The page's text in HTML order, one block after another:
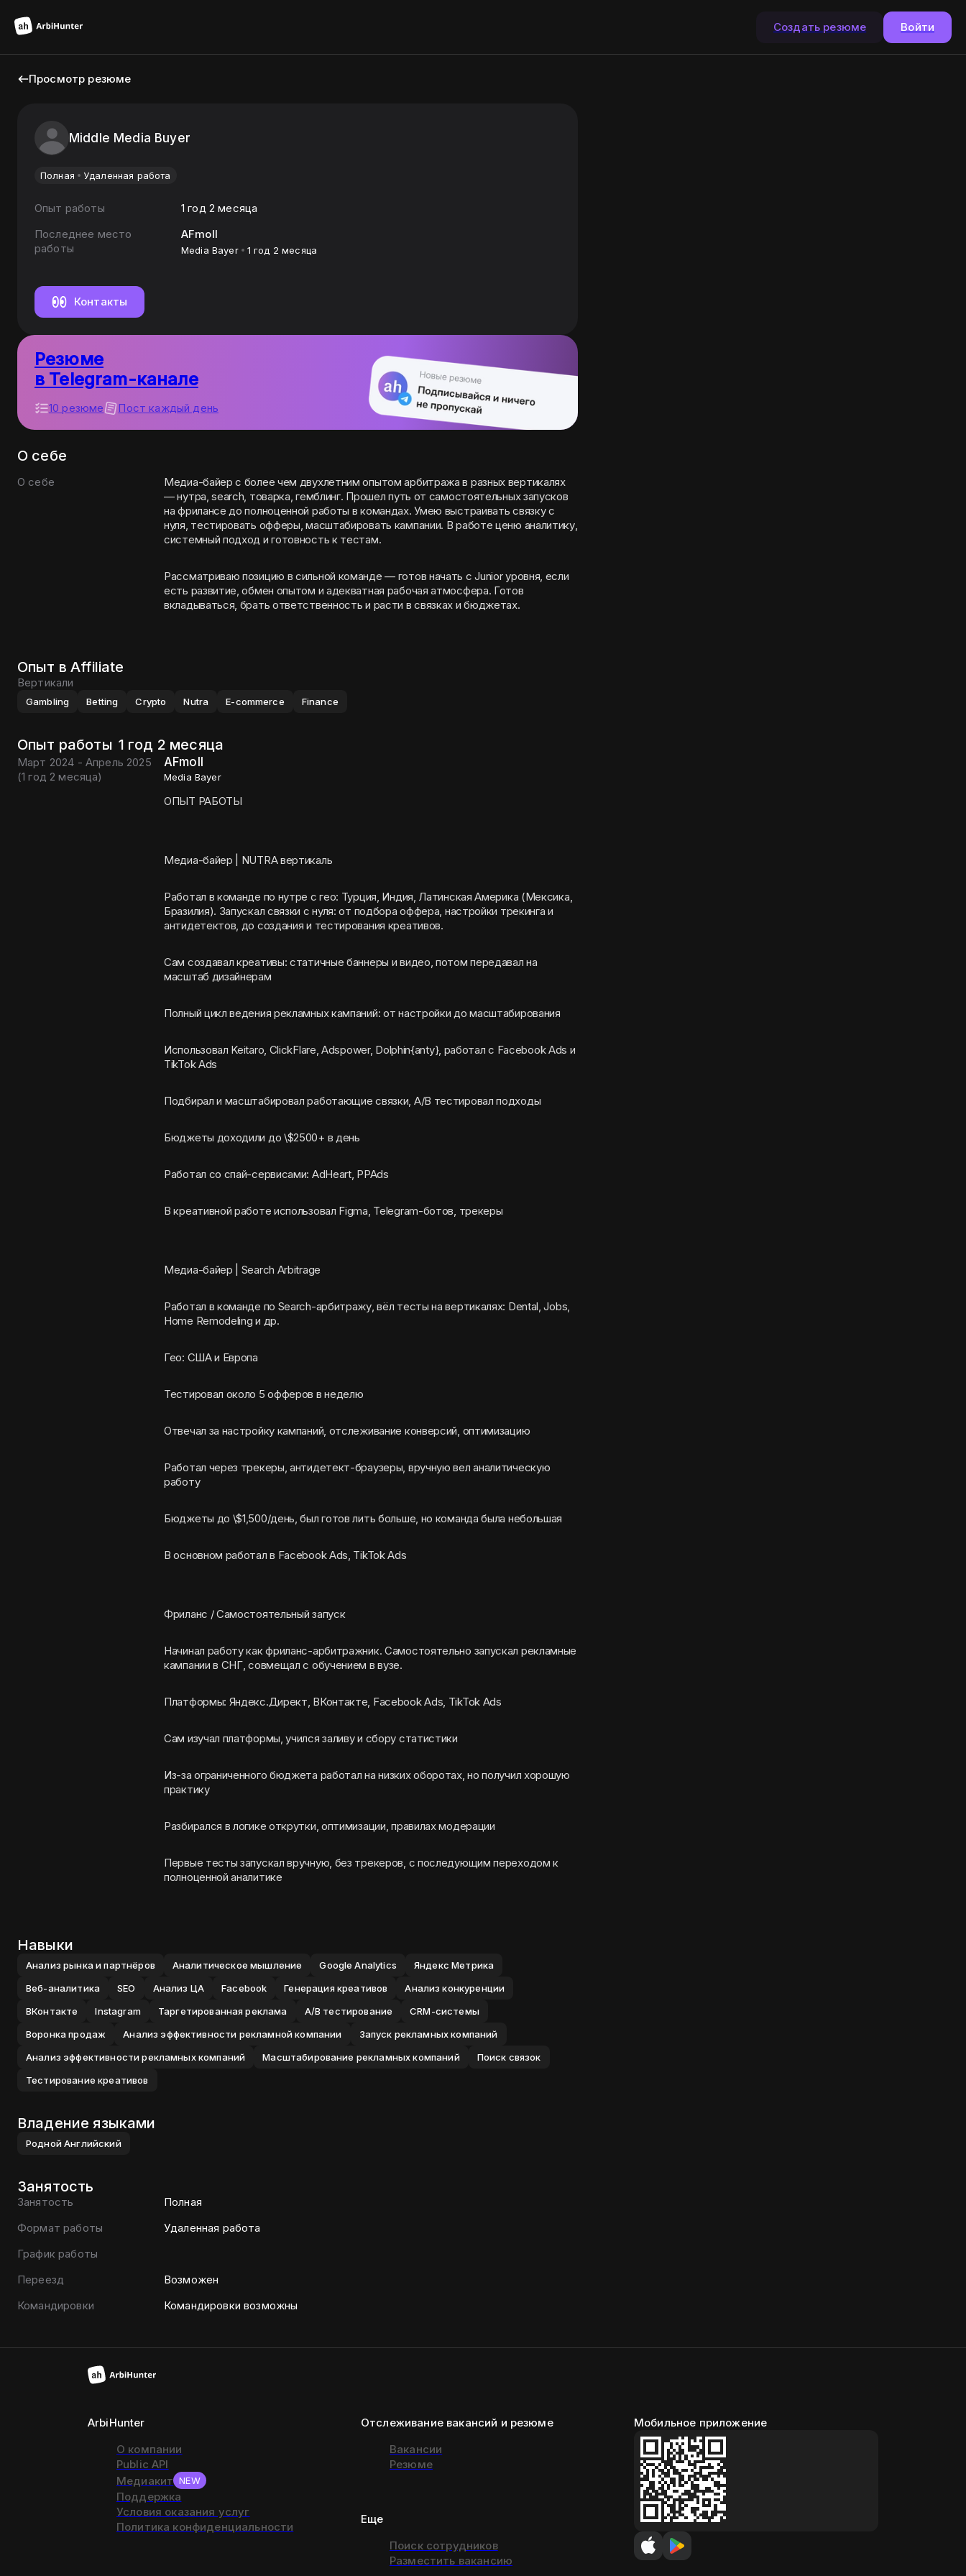
Создать резюме Войти
Просмотр резюме
Middle Media Buyer
Полная Удаленная работа
Опыт работы
1 год 2 месяца
Последнее место
работы
AFmoll
Media Bayer 1 год 2 месяца
Контакты
Резюме
в Telegram-канале
10 резюме Пост каждый день
О себе
О себе
Медиа-байер с более чем двухлетним опытом арбитража в разных вертикалях
— нутра, search, товарка, гемблинг. Прошел путь от самостоятельных запусков
на фрилансе до полноценной работы в командах. Умею выстраивать связку с
нуля, тестировать офферы, масштабировать кампании. В работе ценю аналитику,
системный подход и готовность к тестам.
Рассматриваю позицию в сильной команде — готов начать с Junior уровня, если
есть развитие, обмен опытом и адекватная рабочая атмосфера. Готов
вкладываться, брать ответственность и расти в связках и бюджетах.
Опыт в Affiliate
Вертикали
Gambling Betting Crypto Nutra E-commerce Finance
Опыт работы 1 год 2 месяца
Март 2024 - Апрель 2025
(1 год 2 месяца)
AFmoll
Media Bayer
ОПЫТ РАБОТЫ
Медиа-байер | NUTRA вертикаль
Работал в команде по нутре с гео: Турция, Индия, Латинская Америка (Мексика,
Бразилия). Запускал связки с нуля: от подбора оффера, настройки трекинга и
антидетектов, до создания и тестирования креативов.
Сам создавал креативы: статичные баннеры и видео, потом передавал на
масштаб дизайнерам
Полный цикл ведения рекламных кампаний: от настройки до масштабирования
Использовал Keitaro, ClickFlare, Adspower, Dolphin{anty}, работал с Facebook Ads и
TikTok Ads
Подбирал и масштабировал работающие связки, A/B тестировал подходы
Бюджеты доходили до \$2500+ в день
Работал со спай-сервисами: AdHeart, PPAds
В креативной работе использовал Figma, Telegram-ботов, трекеры
Медиа-байер | Search Arbitrage
Работал в команде по Search-арбитражу, вёл тесты на вертикалях: Dental, Jobs,
Home Remodeling и др.
Гео: США и Европа
Тестировал около 5 офферов в неделю
Отвечал за настройку кампаний, отслеживание конверсий, оптимизацию
Работал через трекеры, антидетект-браузеры, вручную вел аналитическую
работу
Бюджеты до \$1,500/день, был готов лить больше, но команда была небольшая
В основном работал в Facebook Ads, TikTok Ads
Фриланс / Самостоятельный запуск
Начинал работу как фриланс-арбитражник. Самостоятельно запускал рекламные
кампании в СНГ, совмещал с обучением в вузе.
Платформы: Яндекс.Директ, ВКонтакте, Facebook Ads, TikTok Ads
Сам изучал платформы, учился заливу и сбору статистики
Из-за ограниченного бюджета работал на низких оборотах, но получил хорошую
практику
Разбирался в логике открутки, оптимизации, правилах модерации
Первые тесты запускал вручную, без трекеров, с последующим переходом к
полноценной аналитике
Навыки
Анализ рынка и партнёров Аналитическое мышление Google Analytics
Яндекс Метрика
Веб-аналитика
SEO Анализ ЦА Facebook Генерация креативов
Анализ конкуренции
ВКонтакте
Instagram Таргетированная реклама A/B тестирование
CRM-системы
Воронка продаж
Анализ эффективности рекламной компании
Запуск рекламных компаний
Анализ эффективности рекламных компаний
Масштабирование рекламных компаний
Поиск связок
Тестирование креативов
Владение языками
РоднойАнглийский
Занятость
Занятость
Полная
Формат работы
Удаленная работа
График работы
Переезд
Возможен
Командировки
Командировки возможны
ArbiHunter
О компании
Public API
Медиакит NEW
Поддержка
Условия оказания услуг
Политика конфиденциальности
Отслеживание вакансий и резюме
Вакансии
Резюме
Еще
Поиск сотрудников
Разместить вакансию
Мобильное приложение